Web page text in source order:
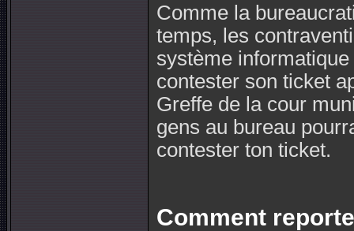
Comme la
temps, les
système
contester son ticket
Greffe de la cour
gens au bureau
contester ton ticket.
Comment